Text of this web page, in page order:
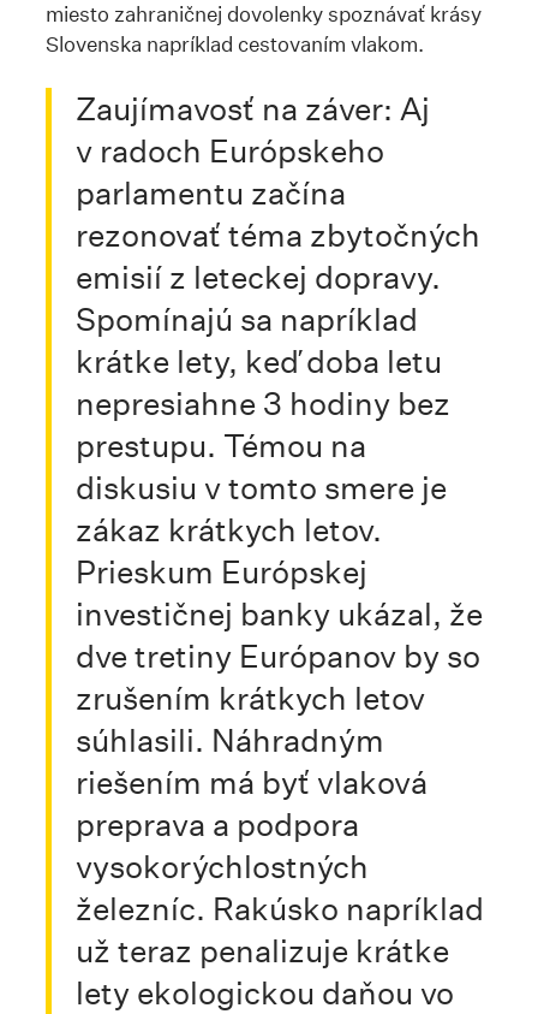
miesto zahraničnej dovolenky spoznávať krásy
Slovenska napríklad cestovaním vlakom.
Zaujímavosť na záver: Aj
v radoch Európskeho
parlamentu začína
rezonovať téma zbytočných
emisií z leteckej dopravy.
Spomínajú sa napríklad
krátke lety, keď doba letu
nepresiahne 3 hodiny bez
prestupu. Témou na
diskusiu v tomto smere je
zákaz krátkych letov.
Prieskum Európskej
investičnej banky ukázal, že
dve tretiny Európanov by so
zrušením krátkych letov
súhlasili. Náhradným
riešením má byť vlaková
preprava a podpora
vysokorýchlostných
železníc. Rakúsko napríklad
už teraz penalizuje krátke
lety ekologickou daňou vo